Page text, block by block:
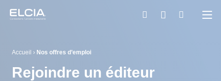
Accueil › Nos offres d’emploi
Rejoindre un éditeur